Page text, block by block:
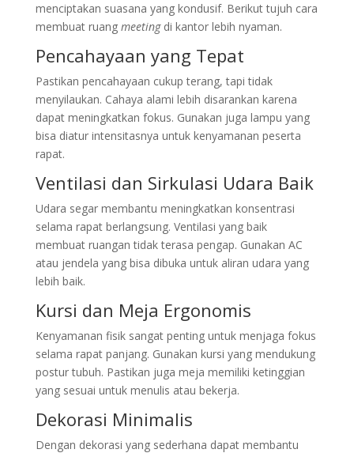
menciptakan suasana yang kondusif. Berikut tujuh cara
membuat ruang meetingdi kantor lebih nyaman.
Pencahayaan yang Tepat
Pastikan pencahayaan cukup terang, tapi tidak
menyilaukan. Cahaya alami lebih disarankan karena
dapat meningkatkan fokus. Gunakan juga lampu yang
bisa diatur intensitasnya untuk kenyamanan peserta
rapat.
Ventilasi dan Sirkulasi Udara Baik
Udara segar membantu meningkatkan konsentrasi
selama rapat berlangsung. Ventilasi yang baik
membuat ruangan tidak terasa pengap. Gunakan AC
atau jendela yang bisa dibuka untuk aliran udara yang
lebih baik.
Kursi dan Meja Ergonomis
Kenyamanan fisik sangat penting untuk menjaga fokus
selama rapat panjang. Gunakan kursi yang mendukung
postur tubuh. Pastikan juga meja memiliki ketinggian
yang sesuai untuk menulis atau bekerja.
Dekorasi Minimalis
Dengan dekorasi yang sederhana dapat membantu